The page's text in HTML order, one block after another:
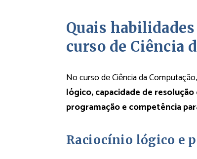
Quais
curso de Ciência
No curso de Ciência da
lógico, capacidade de
programação e competência
Raciocínio lógico e